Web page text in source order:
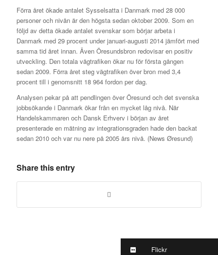
Förra året ökade antalet Sysselsatta i Danmark med 28 000
personer och nivån är den högsta sedan oktober 2009. Som en
följd av detta ökade antalet svenskar som börjar arbeta i
Danmark med 29 procent under januari-augusti 2014 jämfört med
samma tid året innan. Även Öresundsbron redovisar en positiv
utveckling. Den totala vägtrafiken ökar nu för första gången
sedan 2009. Förra året steg vägtrafiken över bron med 3,4
procent till i genomsnitt 18 964 fordon per dag.
Analysen pekar på att pendlingen över Öresund och det svenska
jobbsökande i Danmark ökar från en mycket låg nivå. När
Handelskammaren och Dansk Erhverv i början av året
presenterade en mätning av integrationsgraden hade den backat
sedan 2010 och var nu nere på 2005 års nivå. (News Øresund)
Share this entry
Flickr